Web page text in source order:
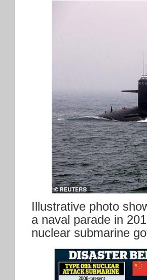
Illustrative photo
a naval parade in
nuclear submarine